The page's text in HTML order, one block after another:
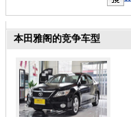
本田雅阁的竞争车型